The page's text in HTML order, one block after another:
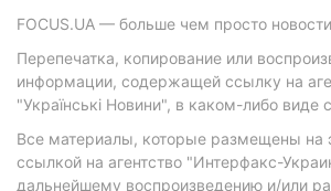
FOCUS.UA — больше чем просто
Перепечатка, копирование или
информации, содержащей ссылку на
"Українські Новини", в каком-либо виде
Все материалы, которые размещены на
ссылкой на агентство "Интерфакс-
дальнейшему воспроизведению и/или